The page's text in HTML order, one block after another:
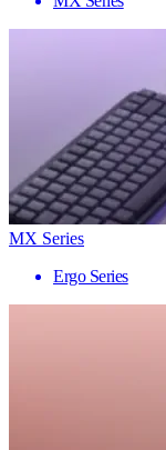
MX Series
Ergo Series